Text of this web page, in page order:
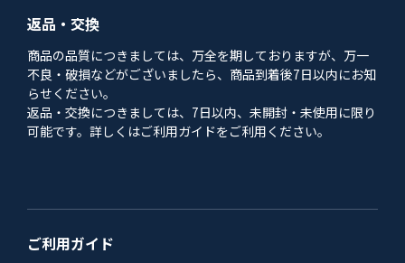
返品・交換
商品の品質につきましては、万全を期しておりますが、万一
不良・破損などがございましたら、商品到着後7日以内にお知
らせください。
返品・交換につきましては、7日以内、未開封・未使用に限り
可能です。詳しくはご利用ガイドをご利用ください。
ご利用ガイド